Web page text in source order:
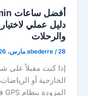
دليل عملي
والرحلات
abederre /28 مارس، 2026
إذا كنت مقبلاً على
المزودة بنظام GPS قد […]